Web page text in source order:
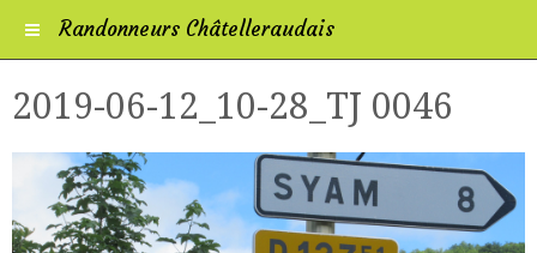
Randonneurs Châtelleraudais
2019-06-12_10-28_TJ 0046